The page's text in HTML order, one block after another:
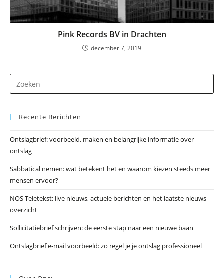
Pink Records BV in Drachten
december 7, 2019
op
Recente Berichten
Ontslagbrief: voorbeeld, maken en belangrijke informatie over
ontslag
Sabbatical nemen: wat betekent het en waarom kiezen steeds meer
mensen ervoor?
NOS Teletekst: live nieuws, actuele berichten en het laatste nieuws
overzicht
Sollicitatiebrief schrijven: de eerste stap naar een nieuwe baan
Ontslagbrief e-mail voorbeeld: zo regel je je ontslag professioneel